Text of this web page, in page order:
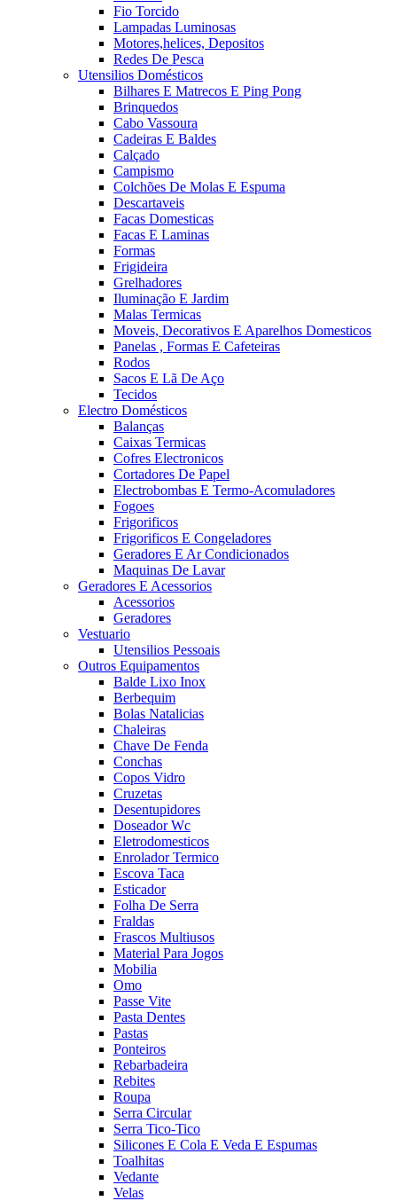
Fio Torcido
Lampadas Luminosas
Motores,helices, Depositos
Redes De Pesca
Utensilios Domésticos
Bilhares E Matrecos E Ping Pong
Brinquedos
Cabo Vassoura
Cadeiras E Baldes
Calçado
Campismo
Colchões De Molas E Espuma
Descartaveis
Facas Domesticas
Facas E Laminas
Formas
Frigideira
Grelhadores
Iluminação E Jardim
Malas Termicas
Moveis, Decorativos E Aparelhos Domesticos
Panelas , Formas E Cafeteiras
Rodos
Sacos E Lã De Aço
Tecidos
Electro Domésticos
Balanças
Caixas Termicas
Cofres Electronicos
Cortadores De Papel
Electrobombas E Termo-Acomuladores
Fogoes
Frigorificos
Frigorificos E Congeladores
Geradores E Ar Condicionados
Maquinas De Lavar
Geradores E Acessorios
Acessorios
Geradores
Vestuario
Utensilios Pessoais
Outros Equipamentos
Balde Lixo Inox
Berbequim
Bolas Natalicias
Chaleiras
Chave De Fenda
Conchas
Copos Vidro
Cruzetas
Desentupidores
Doseador Wc
Eletrodomesticos
Enrolador Termico
Escova Taca
Esticador
Folha De Serra
Fraldas
Frascos Multiusos
Material Para Jogos
Mobilia
Omo
Passe Vite
Pasta Dentes
Pastas
Ponteiros
Rebarbadeira
Rebites
Roupa
Serra Circular
Serra Tico-Tico
Silicones E Cola E Veda E Espumas
Toalhitas
Vedante
Velas